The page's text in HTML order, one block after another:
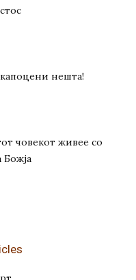
нешта!
човекот живее со
Божја